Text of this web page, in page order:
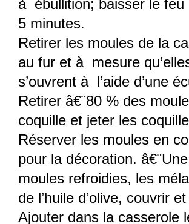
à ébullition; baisser le feu
5 minutes.
Retirer les moules de la
au fur et à mesure
s’ouvrent à l’aide d’une
Retirer â€¨80 % des
coquille et jeter les
Réserver les moules en
pour la décoration.
moules refroidies, les
de l’huile d’olive, couvrir
Ajouter dans la casserole